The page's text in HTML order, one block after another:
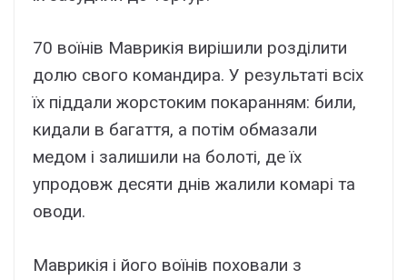
70 воїнів Маврикія вирішили розділити
долю свого командира. У результаті всіх
їх піддали жорстоким покаранням: били,
кидали в багаття, а потім обмазали
медом і залишили на болоті, де їх
упродовж десяти днів жалили комарі та
оводи.
Маврикія і його воїнів поховали з